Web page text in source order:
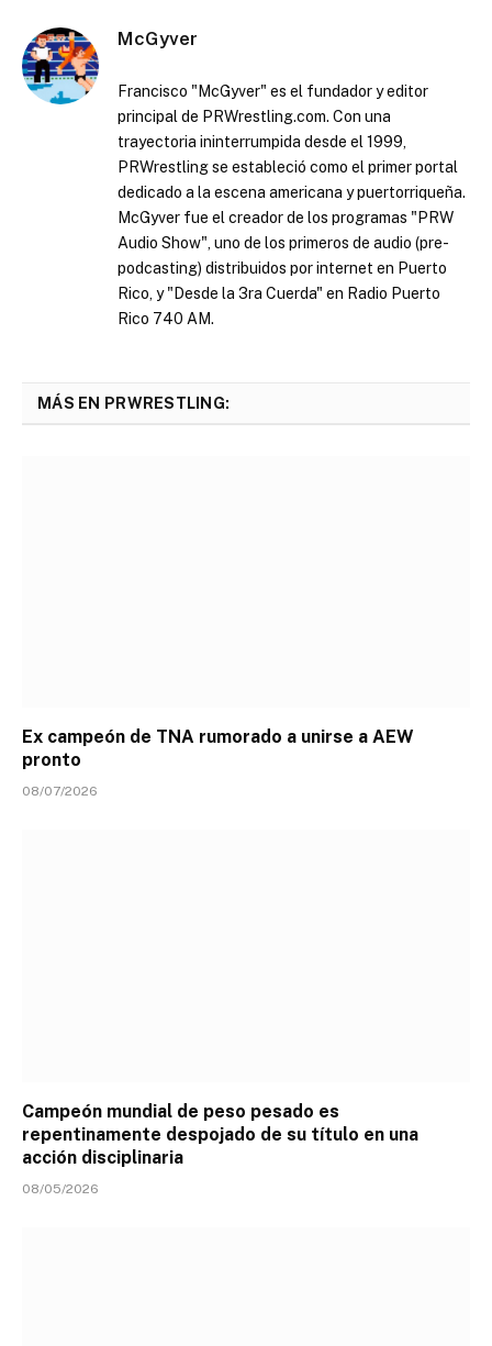
McGyver
Francisco "McGyver" es el fundador y editor
principal de PRWrestling.com. Con una
trayectoria ininterrumpida desde el 1999,
PRWrestling se estableció como el primer portal
dedicado a la escena americana y puertorriqueña.
McGyver fue el creador de los programas "PRW
Audio Show", uno de los primeros de audio (pre-
podcasting) distribuidos por internet en Puerto
Rico, y "Desde la 3ra Cuerda" en Radio Puerto
Rico 740 AM.
MÁS EN PRWRESTLING:
Ex campeón de TNA rumorado a unirse a AEW
pronto
08/07/2026
Campeón mundial de peso pesado es
repentinamente despojado de su título en una
acción disciplinaria
08/05/2026